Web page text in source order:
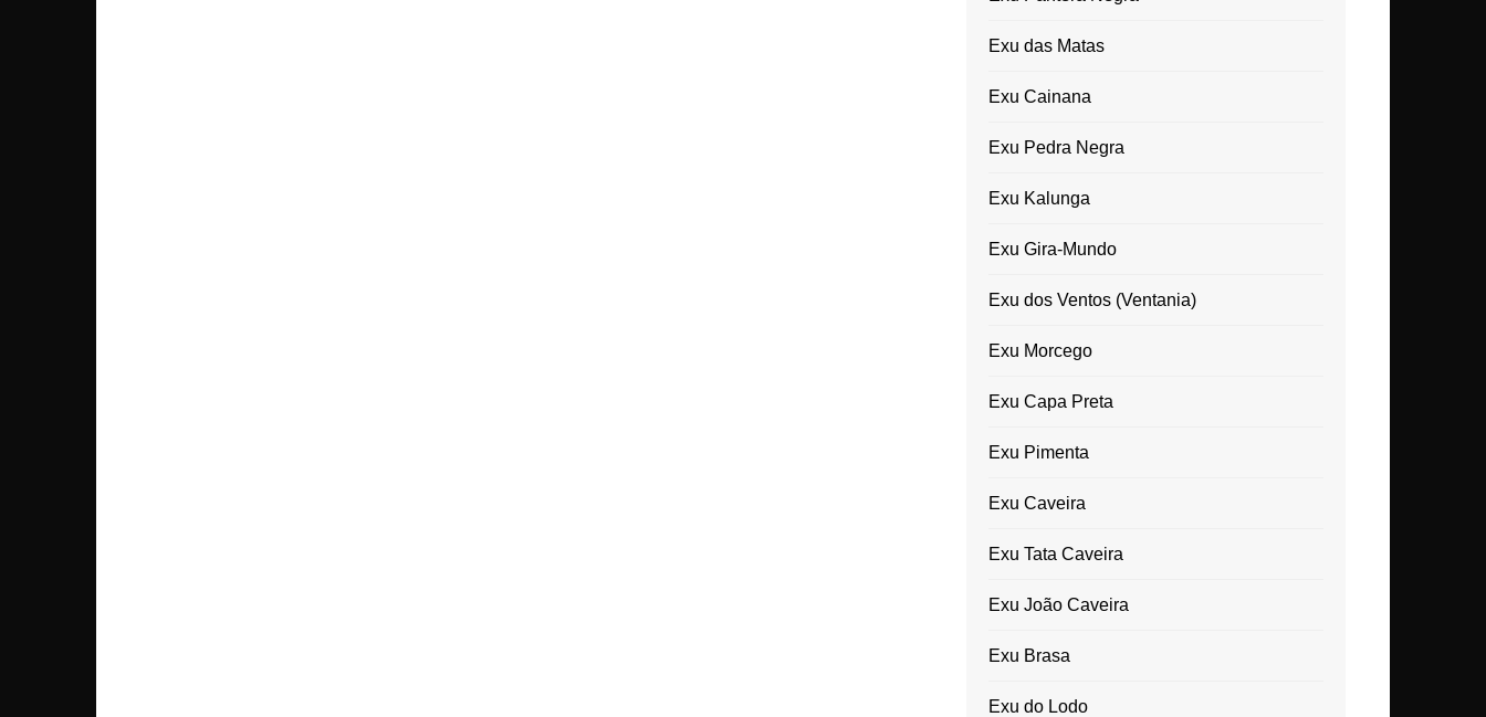
Exu das Matas
Exu Cainana
Exu Pedra Negra
Exu Kalunga
Exu Gira-Mundo
Exu dos Ventos (Ventania)
Exu Morcego
Exu Capa Preta
Exu Pimenta
Exu Caveira
Exu Tata Caveira
Exu João Caveira
Exu Brasa
Exu do Lodo